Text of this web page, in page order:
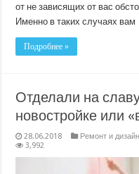
от не зависящих от вас
Именно в таких случаях вам
Подробнее »
Отделали на
новостройке или
28.06.2018 Ремонт и дизайн
3,992